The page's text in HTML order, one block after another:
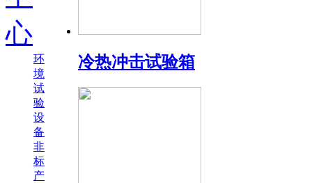
冷热冲击试验箱
心
环
境
试
验
设
备
非
标
产